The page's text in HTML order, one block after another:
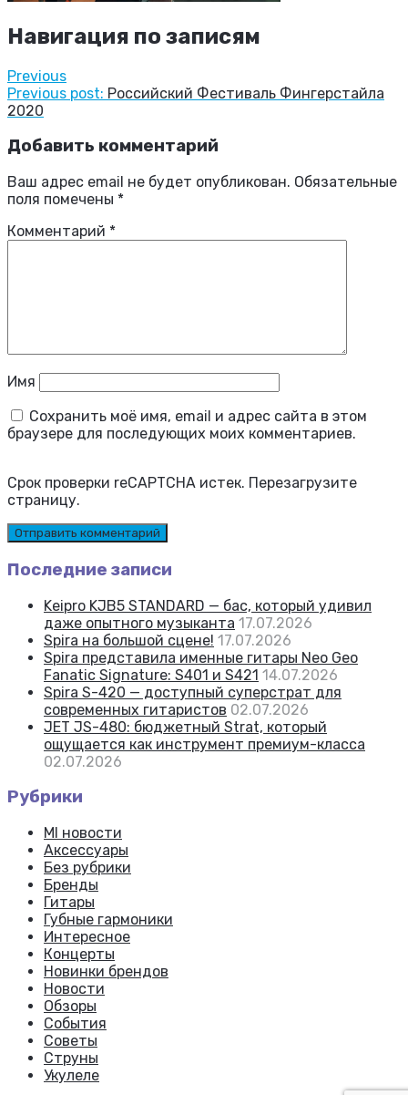
Навигация по записям
Previous
Previous post: Российский Фестиваль Фингерстайла
2020
Добавить комментарий
Ваш адрес email не будет опубликован. Обязательные
поля помечены *
Комментарий *
Имя
Сохранить моё имя, email и адрес сайта в этом
браузере для последующих моих комментариев.
Срок проверки reCAPTCHA истек. Перезагрузите
страницу.
Последние записи
Keipro KJB5 STANDARD — бас, который удивил
даже опытного музыканта 17.07.2026
Spira на большой сцене! 17.07.2026
Spira представила именные гитары Neo Geo
Fanatic Signature: S401 и S421 14.07.2026
Spira S-420 — доступный суперстрат для
современных гитаристов 02.07.2026
JET JS-480: бюджетный Strat, который
ощущается как инструмент премиум-класса
02.07.2026
Рубрики
MI новости
Аксессуары
Без рубрики
Бренды
Гитары
Губные гармоники
Интересное
Концерты
Новинки брендов
Новости
Обзоры
События
Советы
Струны
Укулеле